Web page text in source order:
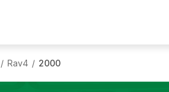
/ Rav4 / 2000